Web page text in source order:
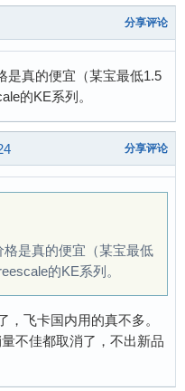
分享评论
是真的便宜（某宝最低1.5
的KE系列。
分享评论
是真的便宜（某宝最低
的KE系列。
飞卡国内用的真不多。
不佳都取消了，不出新品